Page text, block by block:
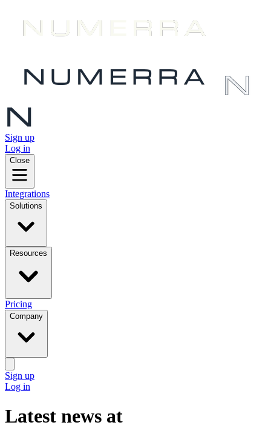
Sign up
Log in
Close
Integrations
Solutions
Resources
Pricing
Company
Sign up
Log in
Latest news at